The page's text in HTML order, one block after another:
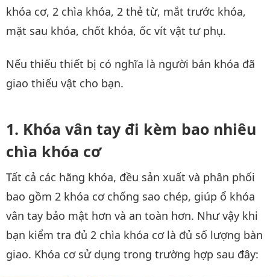
khóa cơ, 2 chìa khóa, 2 thẻ từ, mắt trước khóa,
mặt sau khóa, chốt khóa, ốc vít vật tư phụ.
Nếu thiếu thiết bị có nghĩa là người bán khóa đã
giao thiếu vật cho bạn.
Khóa vân tay đi kèm bao nhiêu
chìa khóa cơ
Tất cả các hãng khóa, đều sản xuất và phân phối
bao gồm 2 khóa cơ chống sao chép, giúp ổ khóa
vân tay bảo mật hơn và an toàn hơn. Như vậy khi
bạn kiểm tra đủ 2 chìa khóa cơ là đủ số lượng bàn
giao. Khóa cơ sử dụng trong trường hợp sau đây: